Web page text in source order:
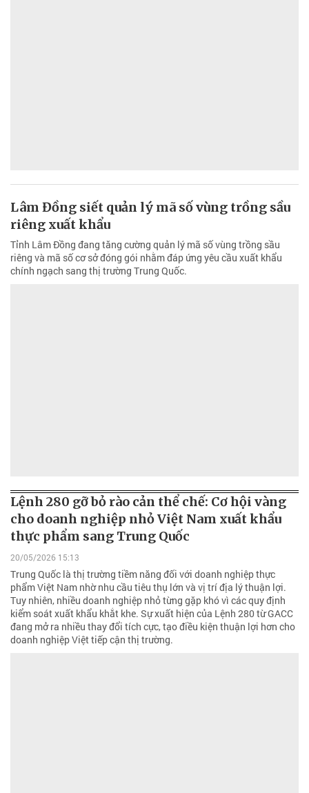
Lâm Đồng siết quản lý mã số vùng trồng sầu
riêng xuất khẩu
Tỉnh Lâm Đồng đang tăng cường quản lý mã số vùng trồng sầu
riêng và mã số cơ sở đóng gói nhằm đáp ứng yêu cầu xuất khẩu
chính ngạch sang thị trường Trung Quốc.
Lệnh 280 gỡ bỏ rào cản thể chế: Cơ hội vàng
cho doanh nghiệp nhỏ Việt Nam xuất khẩu
thực phẩm sang Trung Quốc
20/05/2026 15:13
Trung Quốc là thị trường tiềm năng đối với doanh nghiệp thực
phẩm Việt Nam nhờ nhu cầu tiêu thụ lớn và vị trí địa lý thuận lợi.
Tuy nhiên, nhiều doanh nghiệp nhỏ từng gặp khó vì các quy định
kiểm soát xuất khẩu khắt khe. Sự xuất hiện của Lệnh 280 từ GACC
đang mở ra nhiều thay đổi tích cực, tạo điều kiện thuận lợi hơn cho
doanh nghiệp Việt tiếp cận thị trường.